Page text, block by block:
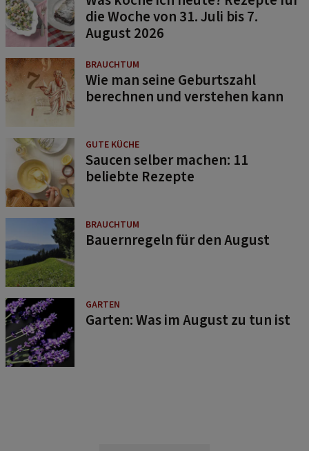
die Woche von 31. Juli bis 7.
August 2026
BRAUCHTUM
Wie man seine Geburtszahl
berechnen und verstehen kann
GUTE KÜCHE
Saucen selber machen: 11
beliebte Rezepte
BRAUCHTUM
Bauernregeln für den August
GARTEN
Garten: Was im August zu tun ist